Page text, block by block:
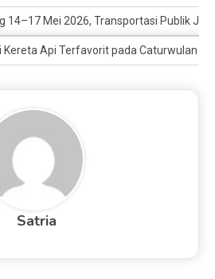
14–17 Mei 2026, Transportasi Publik
Kereta Api Terfavorit pada Caturwulan I
Satria